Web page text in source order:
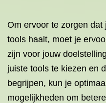
Om ervoor te zorgen
tools haalt, moet je
zijn voor jouw
juiste tools te kiezen en
begrijpen, kun je
mogelijkheden om